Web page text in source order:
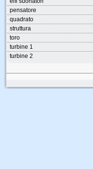
pensatore
quadrato
struttura
toro
turbine 1
turbine 2